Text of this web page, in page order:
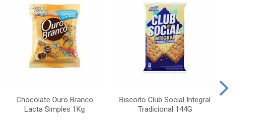
Chocolate Ouro Branco
Lacta Simples 1Kg
Biscoito Club Social Integral
Tradicional 144G